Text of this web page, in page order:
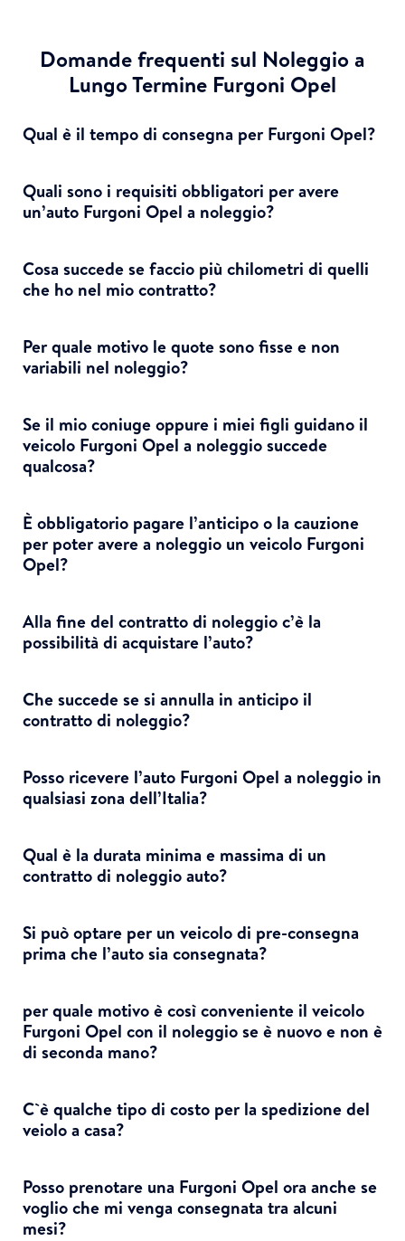
Domande frequenti sul Noleggio a
Lungo Termine Furgoni Opel
Qual è il tempo di consegna per Furgoni Opel?
Quali sono i requisiti obbligatori per avere
un’auto Furgoni Opel a noleggio?
Cosa succede se faccio più chilometri di quelli
che ho nel mio contratto?
Per quale motivo le quote sono fisse e non
variabili nel noleggio?
Se il mio coniuge oppure i miei figli guidano il
veicolo Furgoni Opel a noleggio succede
qualcosa?
È obbligatorio pagare l’anticipo o la cauzione
per poter avere a noleggio un veicolo Furgoni
Opel?
Alla fine del contratto di noleggio c’è la
possibilità di acquistare l’auto?
Che succede se si annulla in anticipo il
contratto di noleggio?
Posso ricevere l’auto Furgoni Opel a noleggio in
qualsiasi zona dell’Italia?
Qual è la durata minima e massima di un
contratto di noleggio auto?
Si può optare per un veicolo di pre-consegna
prima che l’auto sia consegnata?
per quale motivo è così conveniente il veicolo
Furgoni Opel con il noleggio se è nuovo e non è
di seconda mano?
C`è qualche tipo di costo per la spedizione del
veiolo a casa?
Posso prenotare una Furgoni Opel ora anche se
voglio che mi venga consegnata tra alcuni
mesi?